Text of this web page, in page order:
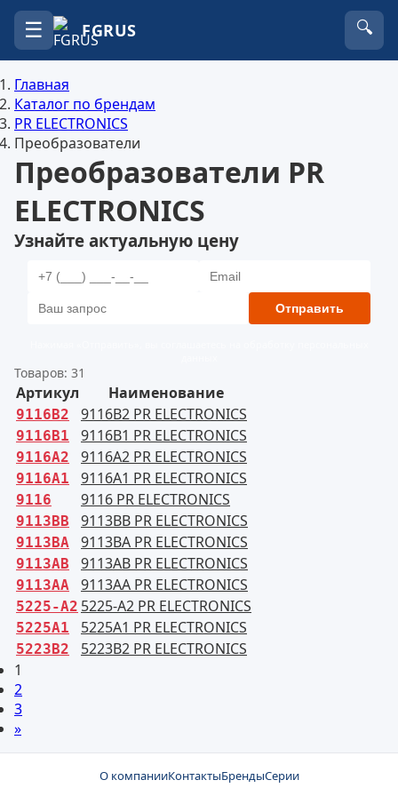
☰ FGRUS 🔍
Главная
Каталог по брендам
PR ELECTRONICS
Преобразователи
Преобразователи PR
ELECTRONICS
Узнайте актуальную цену
Отправить
Товаров: 31
Артикул Наименование
9116B2 9116B2 PR ELECTRONICS
9116B1 9116B1 PR ELECTRONICS
9116A2 9116A2 PR ELECTRONICS
9116A1 9116A1 PR ELECTRONICS
9116 9116 PR ELECTRONICS
9113BB 9113BB PR ELECTRONICS
9113BA 9113BA PR ELECTRONICS
9113AB 9113AB PR ELECTRONICS
9113AA 9113AA PR ELECTRONICS
5225-A2 5225-A2 PR ELECTRONICS
5225A1 5225A1 PR ELECTRONICS
5223B2
5223B2 PR ELECTRONICS
1
2
3
»
О компанииКонтактыБрендыСерии